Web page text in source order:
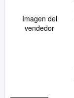
Imagen del
vendedor